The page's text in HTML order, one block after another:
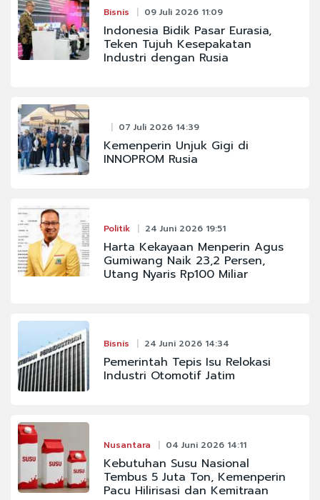
Bisnis 09 Juli 2026 11:09
Indonesia Bidik Pasar Eurasia,
Teken Tujuh Kesepakatan
Industri dengan Rusia
07 Juli 2026 14:39
Kemenperin Unjuk Gigi di
INNOPROM Rusia
Politik 24 Juni 2026 19:51
Harta Kekayaan Menperin Agus
Gumiwang Naik 23,2 Persen,
Utang Nyaris Rp100 Miliar
Bisnis 24 Juni 2026 14:34
Pemerintah Tepis Isu Relokasi
Industri Otomotif Jatim
Nusantara 04 Juni 2026 14:11
Kebutuhan Susu Nasional
Tembus 5 Juta Ton, Kemenperin
Pacu Hilirisasi dan Kemitraan